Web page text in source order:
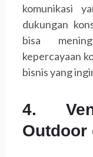
komunikasi
dukungan
bisa
kepercayaan
bisnis yang
4.
Outdoor